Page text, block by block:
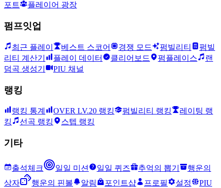
포트
플레이어 광장
펌프잇업
최근 플레이 베스트 스코어 경쟁 모드 펌빌리티
펌빌
리티 계산기
플레이 데이터 클리어보드 펌플레이스
랜
덤곡 생성기
PIU 채널
랭킹
랭킹 통계 OVER LV.20 랭킹 펌빌리티 랭킹
레이팅 랭
킹
선곡 랭킹 스텝 랭킹
기타
출석체크 일일 미션 일일 퀴즈 추억의 뽑기
행운의
상자
행운의 핀볼 알림 포인트샵 프로필 설정 PIU